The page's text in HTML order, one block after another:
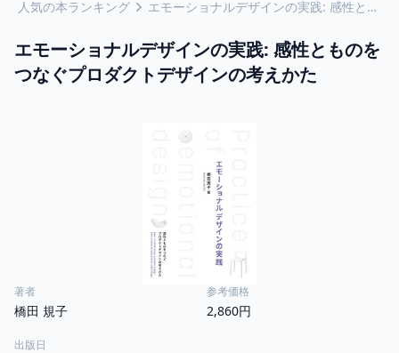
人気の本ランキング エモーショナルデザインの実践: 感性とものをつなぐプロダクトデザインの考えかた
エモーショナルデザインの実践: 感性とものを
つなぐプロダクトデザインの考えかた
著者
橋田 規子
参考価格
2,860円
出版日